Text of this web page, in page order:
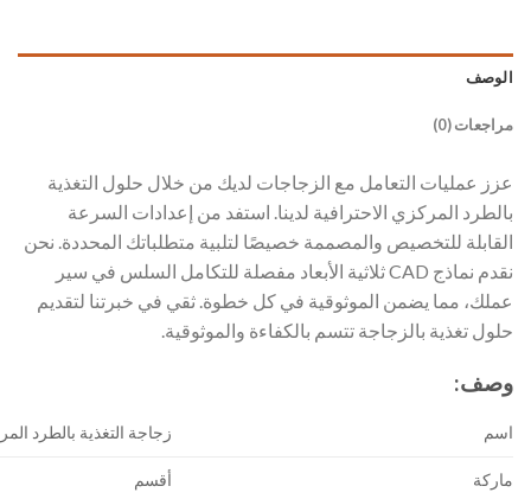
الوصف
مراجعات (0)
عزز عمليات التعامل مع الزجاجات لديك من خلال حلول التغذية
بالطرد المركزي الاحترافية لدينا. استفد من إعدادات السرعة
القابلة للتخصيص والمصممة خصيصًا لتلبية متطلباتك المحددة. نحن
نقدم نماذج CAD ثلاثية الأبعاد مفصلة للتكامل السلس في سير
عملك، مما يضمن الموثوقية في كل خطوة. ثقي في خبرتنا لتقديم
حلول تغذية بالزجاجة تتسم بالكفاءة والموثوقية.
وصف:
اسم زجاجة التغذية بالطرد
ماركة أقسم